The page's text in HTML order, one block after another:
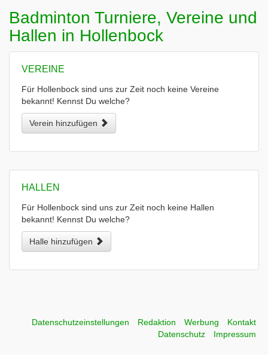
Badminton Turniere, Vereine und
Hallen in Hollenbock
VEREINE
Für Hollenbock sind uns zur Zeit noch keine Vereine
bekannt! Kennst Du welche?
Verein hinzufügen
HALLEN
Für Hollenbock sind uns zur Zeit noch keine Hallen
bekannt! Kennst Du welche?
Halle hinzufügen
Datenschutzeinstellungen Redaktion Werbung
Kontakt
Datenschutz
Impressum